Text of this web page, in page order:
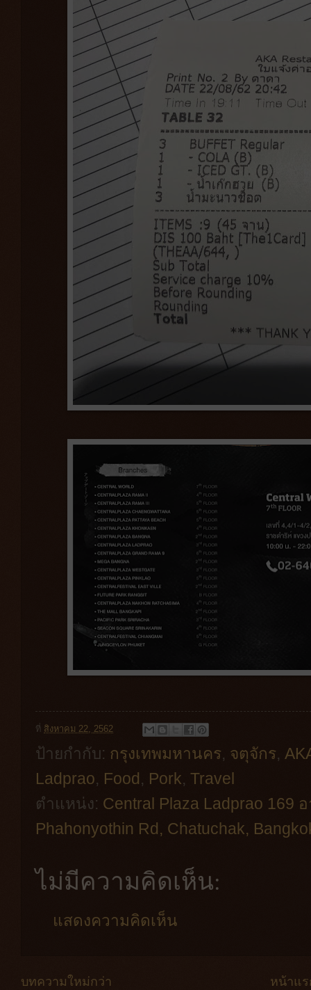
ที่ สิงหาคม 22, 2562
ป้ายกำกับ: กรุงเทพมหานคร, จตุจักร,
Ladprao, Food, Pork, Travel
ตำแหน่ง: Central Plaza Ladprao 169
Phahonyothin Rd, Chatuchak,
ไม่มีความคิดเห็น:
แสดงความคิดเห็น
บทความใหม่กว่า หน้าแร